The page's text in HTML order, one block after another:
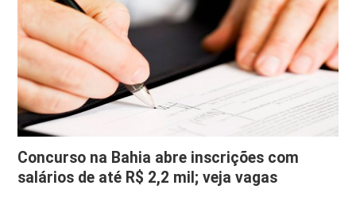
Concurso na Bahia abre inscrições com
salários de até R$ 2,2 mil; veja vagas